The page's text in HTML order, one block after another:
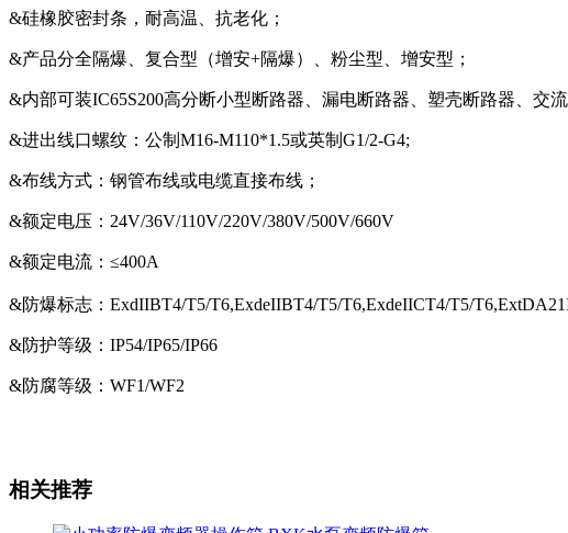
&硅橡胶密封条，耐高温、抗老化；
&产品分全隔爆、复合型（增安+隔爆）、粉尘型、增安型；
&内部可装IC65S200高分断小型断路器、漏电断路器、塑壳断路器、交
&进出线口螺纹：公制M16-M110*1.5或英制G1/2-G4;
&布线方式：钢管布线或电缆直接布线；
&额定电压：24V/36V/110V/220V/380V/500V/660V
&额定电流：≤400A
&防爆标志：ExdIIBT4/T5/T6,ExdeIIBT4/T5/T6,ExdeIICT4/T5/
&防护等级：IP54/IP65/IP66
&防腐等级：WF1/WF2
相关推荐